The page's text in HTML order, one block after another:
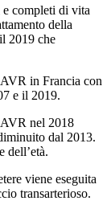
e completi di vita
della
2019 che
in Francia con
e il 2019.
nel 2018
dal 2013.
dell’età.
viene eseguita
transarterioso.